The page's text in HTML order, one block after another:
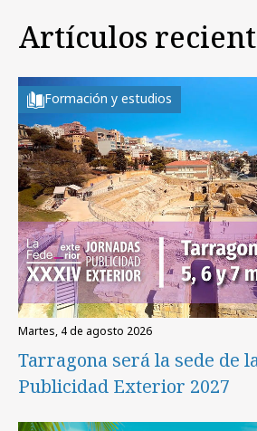
Artículos
Formación y estudios
martes, 4 de agosto 2026
Tarragona será la sede de
Publicidad Exterior 2027